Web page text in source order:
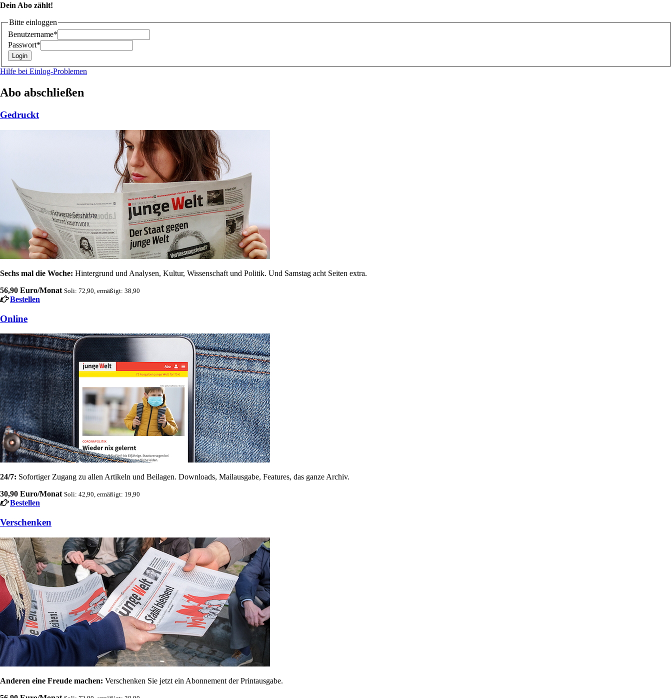
Dein Abo zählt!
Bitte einloggen
Benutzername*
Passwort*
Hilfe bei Einlog-Problemen
Abo abschließen
Gedruckt
Sechs mal die Woche: Hintergrund und Analysen, Kultur, Wissenschaft und Politik. Und Samstag acht Seiten extra.
56,90 Euro/Monat Soli: 72,90, ermäßigt: 38,90
Bestellen
Online
24/7: Sofortiger Zugang zu allen Artikeln und Beilagen. Downloads, Mailausgabe, Features, das ganze Archiv.
30,90 Euro/Monat Soli: 42,90, ermäßigt: 19,90
Bestellen
Verschenken
Anderen eine Freude machen: Verschenken Sie jetzt ein Abonnement der Printausgabe.